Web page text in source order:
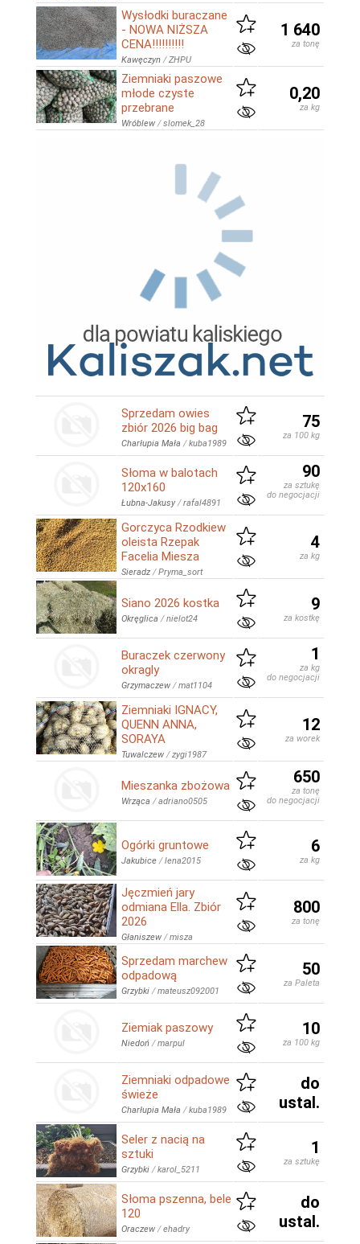
Wysłodki buraczane
- NOWA NIŻSZA
CENA!!!!!!!!!!
Kawęczyn /ZHPU
1 640
za tonę
Ziemniaki paszowe
młode czyste
przebrane
Wróblew /slomek_28
0,20
za kg
Sprzedam owies
zbiór 2026 big bag
Charłupia Mała /kuba1989
75
za 100 kg
Słoma w balotach
120x160
Łubna-Jakusy /rafal4891
90
za sztukę
do negocjacji
Gorczyca Rzodkiew
oleista Rzepak
Facelia Miesza
Sieradz /Pryma_sort
4
za kg
Siano 2026 kostka
Okręglica /nielot24
9
za kostkę
Buraczek czerwony
okragly
Grzymaczew /mat1104
1
za kg
do negocjacji
Ziemniaki IGNACY,
QUENN ANNA,
SORAYA
Tuwalczew /zygi1987
12
za worek
Mieszanka zbożowa
Wrząca /adriano0505
650
za tonę
do negocjacji
Ogórki gruntowe
Jakubice /lena2015
6
za kg
Jęczmień jary
odmiana Ella. Zbiór
2026
Głaniszew /misza
800
za tonę
Sprzedam marchew
odpadową
Grzybki /mateusz092001
50
za Paleta
Ziemiak paszowy
Niedoń /marpul
10
za 100 kg
Ziemniaki odpadowe
świeże
Charłupia Mała /kuba1989
do
ustal.
Seler z nacią na
sztuki
Grzybki /karol_5211
1
za sztukę
Słoma pszenna, bele
120
Oraczew /ehadry
do
ustal.